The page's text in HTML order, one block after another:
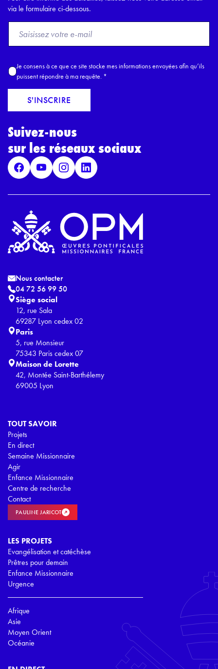
via le formulaire ci-dessous.
o
E
m
a
l
A
c
c
R
P
D
*
Je consens à ce que ce site stocke mes informations envoyées afin qu’ils
puissent répondre à ma requête. *
S'INSCRIRE
Suivez-nous
sur les réseaux sociaux
TOUT SAVOIR
Projets
En direct
Semaine Missionnaire
Agir
Enfance Missionnaire
Centre de recherche
Contact
PAULINE JARICOT
LES PROJETS
Evangélisation et catéchèse
Prêtres pour demain
Enfance Missionnaire
Urgence
Afrique
Asie
Moyen Orient
Océanie
Nous contacter
04 72 56 99 50
Siège social
12, rue Sala
69287 Lyon cedex 02
Paris
5, rue Monsieur
75343 Paris cedex 07
Maison de Lorette
42, Montée Saint-Barthélemy
69005 Lyon